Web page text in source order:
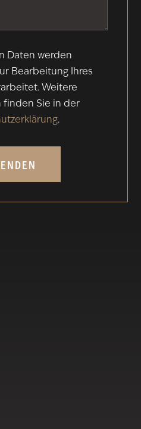
Daten werden
Bearbeitung Ihres
Weitere
finden Sie in der
.